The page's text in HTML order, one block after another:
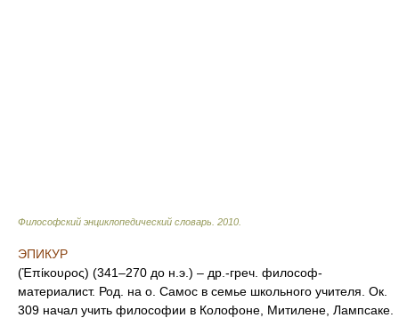
Философский энциклопедический словарь 2010
ЭПИКУР
(Ἐπίκουρος) (341–270 до н.э.) – др.-греч. философ-
материалист. Род. на о. Самос в семье школьного учителя. Ок.
309 начал учить философии в Колофоне, Митилене, Лампсаке.